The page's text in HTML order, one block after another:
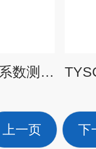
TYSCL-155氧传递系数测定实验装置|水处理工程实验装置
上一页 下